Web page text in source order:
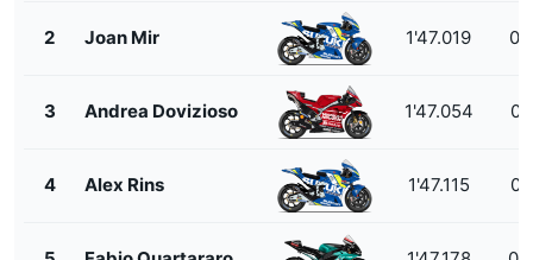
2 Joan Mir 1'47.019
3 Andrea Dovizioso 1'47.054
4 Alex Rins 1'47.115